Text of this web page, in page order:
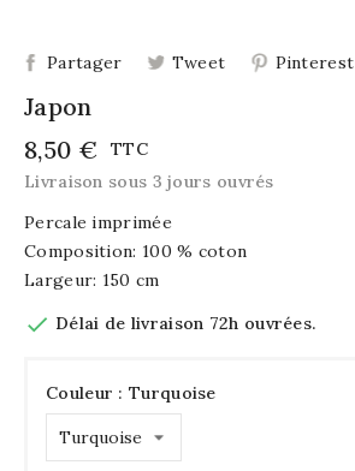
Partager Tweet Pinterest
Japon
8,50 €
TTC
Livraison sous 3 jours ouvrés
Percale imprimée
Composition: 100 % coton
Largeur: 150 cm
 Délai de livraison 72h ouvrées.
Couleur : Turquoise